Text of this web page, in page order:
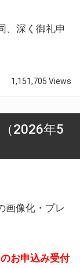
、深く御礼申
1,151,705 Views
2026年5
画像化・プレ
お申込み受付